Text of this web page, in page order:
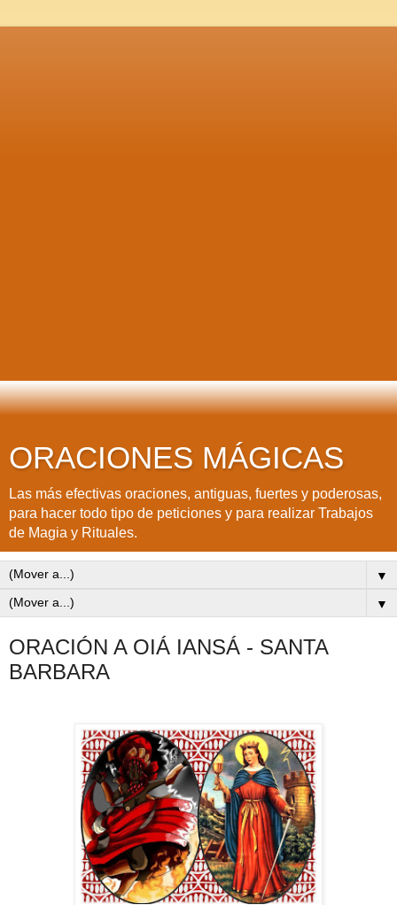
ORACIONES MÁGICAS
Las más efectivas oraciones, antiguas, fuertes y poderosas,
para hacer todo tipo de peticiones y para realizar Trabajos
de Magia y Rituales.
▼
▼
ORACIÓN A OIÁ IANSÁ - SANTA
BARBARA